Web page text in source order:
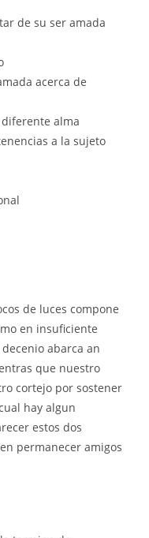
de su ser amada
acerca de
alma
a la sujeto
de luces compone
en insuficiente
abarca an
que nuestro
cortejo por sostener
hay algun
estos dos
permanecer amigos